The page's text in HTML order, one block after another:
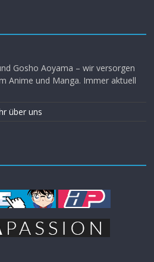
Gosho Aoyama – wir versorgen
Anime und Manga. Immer aktuell
über uns